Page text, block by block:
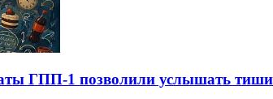
ГПП-1 позволили услышать